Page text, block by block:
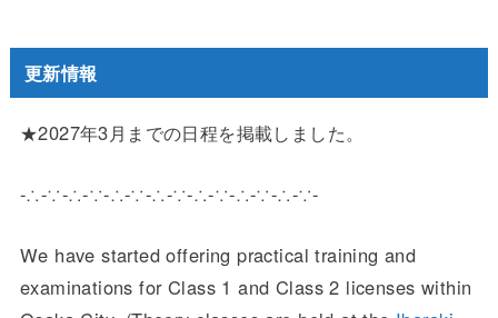
更新情報
★2027年3月までの日程を掲載しました。
-∴-∵-∴-∵-∴-∵-∴-∵-∴-∵-∴-∵-∴-∵-
We have started offering practical training and
examinations for Class 1 and Class 2 licenses within